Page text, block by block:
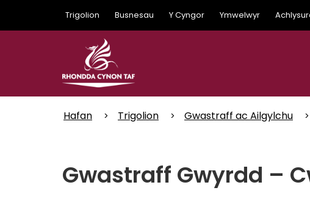
main
Trigolion Busnesau Y Cyngor Ymwelwyr
Hafan Trigolion Gwastraff ac Ailgylchu
Gwastraff Gwyrdd –